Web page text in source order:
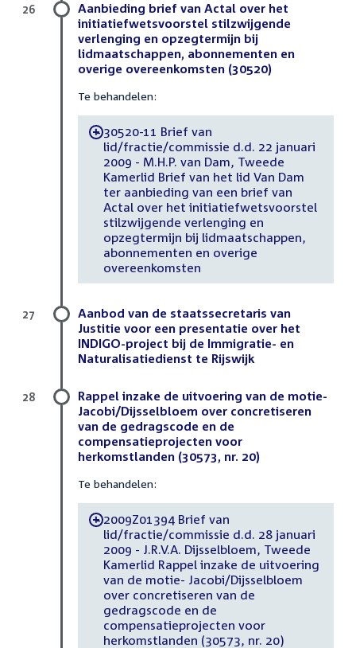
Aanbieding brief van Actal over het
initiatiefwetsvoorstel stilzwijgende
verlenging en opzegtermijn bij
lidmaatschappen, abonnementen en
overige overeenkomsten (30520)
Te behandelen:
-30520-11 Brief van
lid/fractie/commissie d.d. 22 januari
2009 - M.H.P. van Dam, Tweede
Kamerlid Brief van het lid Van Dam
ter aanbieding van een brief van
Actal over het initiatiefwetsvoorstel
stilzwijgende verlenging en
opzegtermijn bij lidmaatschappen,
abonnementen en overige
overeenkomsten
26
Aanbod van de staatssecretaris van
Justitie voor een presentatie over het
INDIGO-project bij de Immigratie- en
Naturalisatiedienst te Rijswijk
27
Rappel inzake de uitvoering van de motie-
Jacobi/Dijsselbloem over concretiseren
van de gedragscode en de
compensatieprojecten voor
herkomstlanden (30573, nr. 20)
Te behandelen:
-2009Z01394 Brief van
lid/fractie/commissie d.d. 28 januari
2009 - J.R.V.A. Dijsselbloem, Tweede
Kamerlid Rappel inzake de uitvoering
van de motie- Jacobi/Dijsselbloem
over concretiseren van de
gedragscode en de
compensatieprojecten voor
herkomstlanden (30573, nr. 20)
28